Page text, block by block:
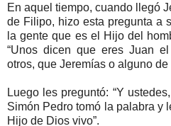
En aquel tiempo, cuando llegó
de Filipo, hizo esta pregunta a
la gente que es el Hijo del
“Unos dicen que eres Juan
otros, que Jeremías o alguno de
Luego les preguntó: “Y
Simón Pedro tomó la palabra y
Hijo de Dios vivo”.